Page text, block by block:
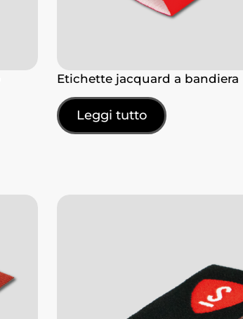
Etichette jacquard a bandiera
Leggi tutto